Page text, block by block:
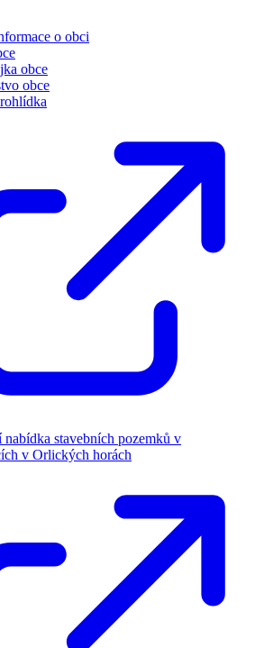
o obci
obce
obce
stavebních pozemků v
v Orlických horách